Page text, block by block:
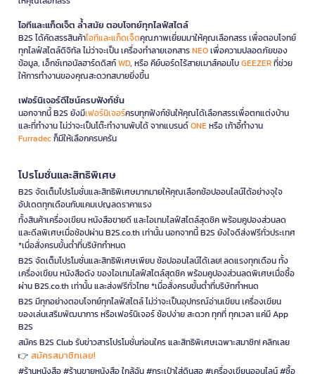
ไอทีและแก็ดเจ็ต ล้ำสมัย ตอบโจทย์ทุกไลฟ์สไตล์
B2S ได้คัดสรรสินค้าไอทีและแก็ดเจ็ตคุณภาพเยี่ยมมาให้คุณเลือกสรร เพื่อตอบโจทย์
ทุกไลฟ์สไตล์ดิจิทัล ไม่ว่าจะเป็น เครื่องทำลายเอกสารNEOเพื่อความปลอดภัยของ
ข้อมูล, เอ็กซ์เทอนัลฮาร์ดดิสก์WD, หรือ คีย์บอร์ดไร้สายเมาส์คอมโบGEEZERที่ช่วย
ให้การทำงานของคุณสะดวกสบายยิ่งขึ้น
เฟอร์นิเจอร์ดีไซน์ครบฟังก์ชั่น
นอกจากนี้ B2S ยังมีเฟอร์นิเจอร์ครบทุกฟังก์ชันให้คุณได้เลือกสรรเพื่อตกแต่งบ้าน
และที่ทำงาน ไม่ว่าจะเป็นโต๊ะทำงานพับได้ จากแบรนด์ONEหรือ เก้าอี้ทำงาน
Furradecก็มีให้เลือกครบครัน
โปรโมชั่นและสิทธิพิเศษ
B2S จัดเต็มโปรโมชั่นและสิทธิพิเศษมากมายให้คุณเลือกช้อปออนไลน์ได้อย่างจุใจ
อัปเดตทุกเดือนกับแคมเปญลดราคาแรง
ทั้งสินค้าเครื่องเขียน หนังสือขายดี และไอเทมไลฟ์สไตล์สุดชิค พร้อมคูปองส่วนลด
และดีลพิเศษเมื่อช้อปผ่าน B2S.co.th เท่านั้น นอกจากนี้ B2S ยังใจดีส่งฟรีทั่วประเทศ
*เมื่อสั่งครบขั้นต่ำที่บริษัทกำหนด
B2S จัดเต็มโปรโมชั่นและสิทธิพิเศษเพียบ ช้อปออนไลน์ได้เลย! ลดแรงทุกเดือน ทั้ง
เครื่องเขียน หนังสือดัง ของไอเทมไลฟ์สไตล์สุดชิค พร้อมคูปองส่วนลดพิเศษเมื่อซื้อ
ผ่าน B2S.co.th เท่านั้น และส่งฟรีทั่วไทย *เมื่อสั่งครบขั้นต่ำที่บริษัทกำหนด
B2S มีทุกอย่างตอบโจทย์ทุกไลฟ์สไตล์ ไม่ว่าจะเป็นอุปกรณ์อ่านเขียน เครื่องเขียน
ของเล่นเสริมพัฒนาการ หรือเฟอร์นิเจอร์ ช้อปง่าย สะดวก ทุกที่ ทุกเวลา แค่มี App
B2S
สมัคร B2S Club รับข่าวสารโปรโมชั่นก่อนใคร และสิทธิพิเศษเฉพาะสมาชิก! คลิกเลย
👉 สมัครสมาชิกเลย!
#ร้านหนังสือ #ร้านขายหนังสือ ใกล้ฉัน #กระเป๋าใส่ดินสอ #เครื่องเขียนออนไลน์ #ซื้อ